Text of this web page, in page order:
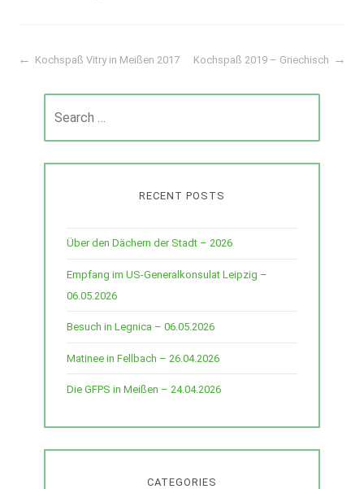
navigation
Kochspaß Vitry in Meißen 2017 Kochspaß 2019 – Griechisch
for:
RECENT POSTS
Über den Dächern der Stadt – 2026
Empfang im US-Generalkonsulat Leipzig –
06.05.2026
Besuch in Legnica – 06.05.2026
Matinee in Fellbach – 26.04.2026
Die GFPS in Meißen – 24.04.2026
CATEGORIES